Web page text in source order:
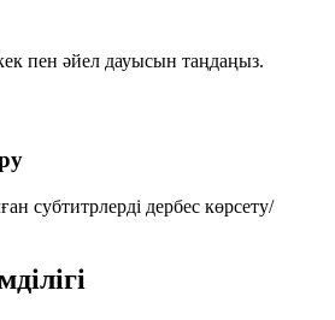
пен әйел дауысын таңдаңыз.
субтитрлерді дербес көрсету/